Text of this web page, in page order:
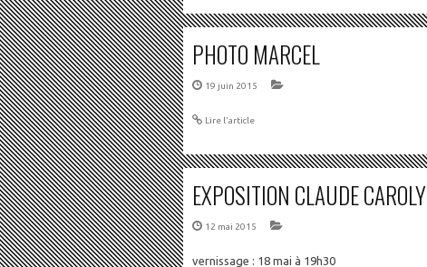
PHOTO MARCEL
19 juin 2015
Lire l'article
EXPOSITION CLAUDE CAROLY
12 mai 2015
vernissage : 18 mai à 19h30